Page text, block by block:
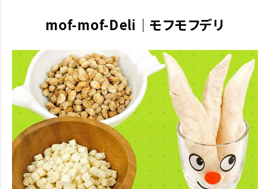
mof-mof-Deli｜モフモフデリ